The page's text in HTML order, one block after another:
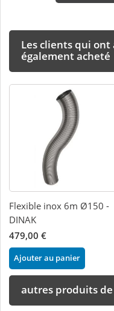
Les clients qui
également acheté
Flexible inox 6m Ø150 -
DINAK
479,00 €
Ajouter au panier
autres produits